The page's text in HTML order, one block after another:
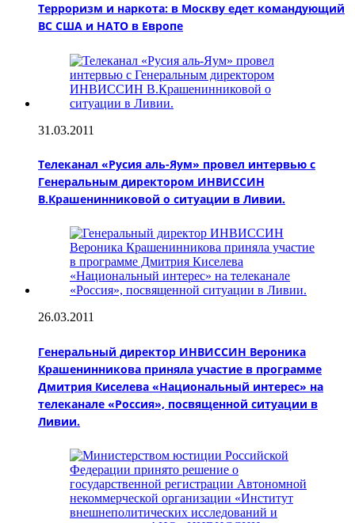
Терроризм и наркота: в Москву едет командующий
ВС США и НАТО в Европе
31.03.2011
Телеканал «Русия аль-Яум» провел интервью с
Генеральным директором ИНВИССИН
В.Крашенинниковой о ситуации в Ливии.
26.03.2011
Генеральный директор ИНВИССИН Вероника
Крашенинникова приняла участие в программе
Дмитрия Киселева «Национальный интерес» на
телеканале «Россия», посвященной ситуации в
Ливии.